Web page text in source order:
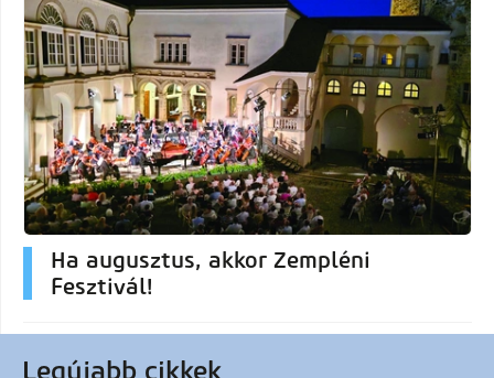
Ha augusztus, akkor Zempléni
Fesztivál!
Legújabb cikkek